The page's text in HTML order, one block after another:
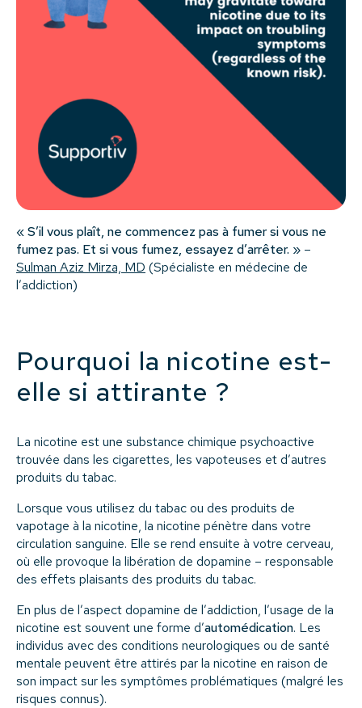
« S’il vous plaît, ne commencez pas à fumer si vous ne
fumez pas. Et si vous fumez, essayez d’arrêter. » –
Sulman Aziz Mirza, MD (Spécialiste en médecine de
l’addiction)
Pourquoi la nicotine est-
elle si attirante ?
La nicotine est une substance chimique psychoactive
trouvée dans les cigarettes, les vapoteuses et d’autres
produits du tabac.
Lorsque vous utilisez du tabac ou des produits de
vapotage à la nicotine, la nicotine pénètre dans votre
circulation sanguine. Elle se rend ensuite à votre cerveau,
où elle provoque la libération de dopamine – responsable
des effets plaisants des produits du tabac.
En plus de l’aspect dopamine de l’addiction, l’usage de la
nicotine est souvent une forme d’automédication. Les
individus avec des conditions neurologiques ou de santé
mentale peuvent être attirés par la nicotine en raison de
son impact sur les symptômes problématiques (malgré les
risques connus).